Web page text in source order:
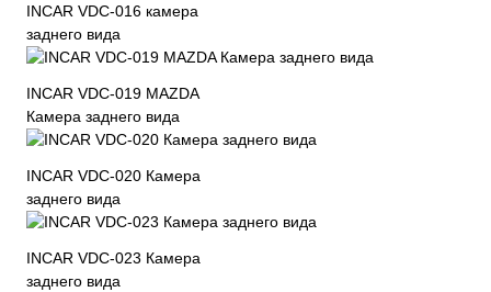
INCAR VDC-016 камера
заднего вида
INCAR VDC-019 MAZDA
Камера заднего вида
INCAR VDC-020 Камера
заднего вида
INCAR VDC-023 Камера
заднего вида